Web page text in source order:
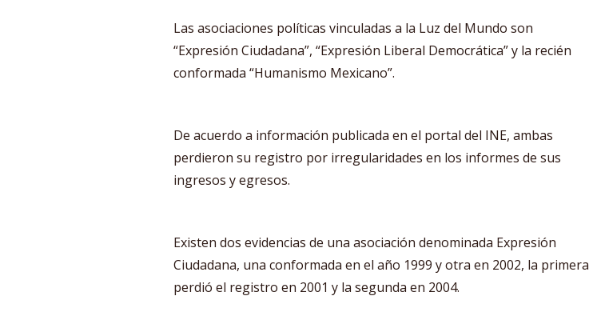
Las asociaciones políticas vinculadas a la Luz del Mundo son
“Expresión Ciudadana”, “Expresión Liberal Democrática” y la recién
conformada “Humanismo Mexicano”.
De acuerdo a información publicada en el portal del INE, ambas
perdieron su registro por irregularidades en los informes de sus
ingresos y egresos.
Existen dos evidencias de una asociación denominada Expresión
Ciudadana, una conformada en el año 1999 y otra en 2002, la primera
perdió el registro en 2001 y la segunda en 2004.